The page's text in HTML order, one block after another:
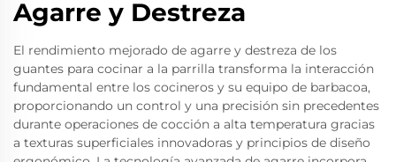
Agarre y Destreza
El rendimiento mejorado de agarre y destreza de los
guantes para cocinar a la parrilla transforma la interacción
fundamental entre los cocineros y su equipo de barbacoa,
proporcionando un control y una precisión sin precedentes
durante operaciones de cocción a alta temperatura gracias
a texturas superficiales innovadoras y principios de diseño